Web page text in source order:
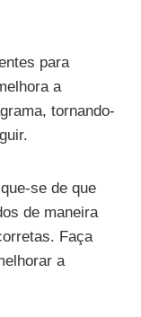
para
a
tornando-
se de que
de maneira
Faça
a